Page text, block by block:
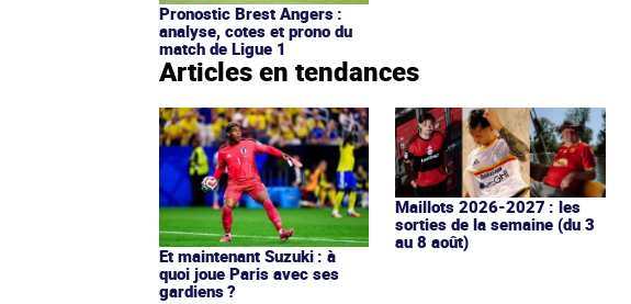
Pronostic Brest Angers :
analyse, cotes et prono du
match de Ligue 1
Articles en tendances
Et maintenant Suzuki : à
quoi joue Paris avec ses
gardiens ?
Maillots 2026-2027 : les
sorties de la semaine (du 3
au 8 août)